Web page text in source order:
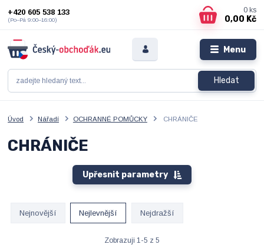
Menu
Hledat
+420 605 538 133
(Po–Pá 9:00–16:00)
0 ks
0,00 Kč
Úvod Nářadí OCHRANNÉ POMŮCKY CHRÁNIČE
CHRÁNIČE
Upřesnit parametry
Nejnovější Nejlevnější Nejdražší
Zobrazuji 1-5 z 5